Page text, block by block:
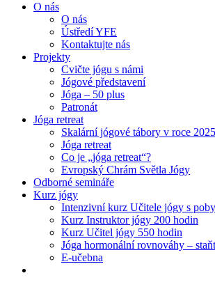
O nás
O nás
Ústředí YFE
Kontaktujte nás
Projekty
Cvičte jógu s námi
Jógové představení
Jóga – 50 plus
Patronát
Jóga retreat
Skalární jógové tábory v roce 2025
Jóga retreat
Co je „jóga retreat“?
Evropský Chrám Světla Jógy
Odborné semináře
Kurz jógy
Intenzivní kurz Učitele jógy s
Kurz Instruktor jógy 200 hodin
Kurz Učitel jógy 550 hodin
Jóga hormonální rovnováhy –
E-učebna